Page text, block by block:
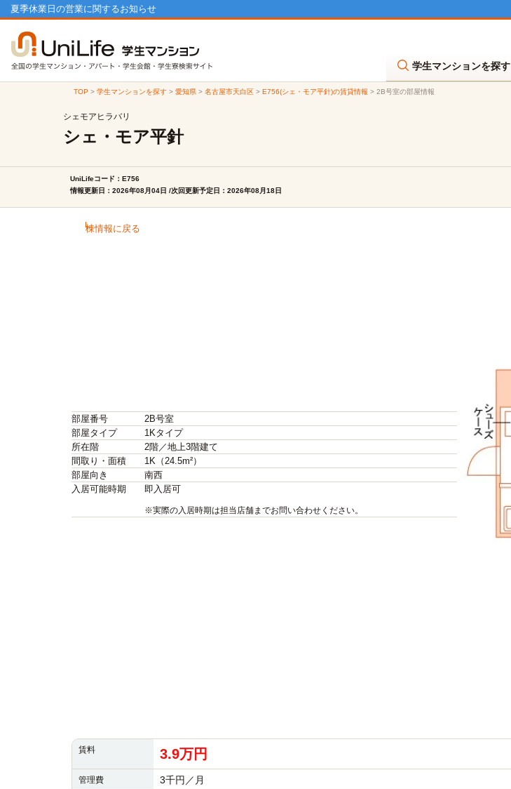
夏季休業日の営業に関するお知らせ
学生マンションを探す
TOP > 学生マンションを探す> 愛知県> 名古屋市天白区> E756(シェ・モア平針)の賃貸情報 > 2B号室の部屋情報
シェモアヒラバリ
シェ・モア平針
UniLifeコード：E756
情報更新日：2026年08月04日 /次回更新予定日：2026年08月18日
棟情報に戻る
部屋番号
2B号室
部屋タイプ
1Kタイプ
所在階
2階／地上3階建て
間取り・面積
1K（24.5m²）
部屋向き
南西
入居可能時期
即入居可
※実際の入居時期は担当店舗までお問い合わせください。
賃料 3.9万円
管理費 3千円／月